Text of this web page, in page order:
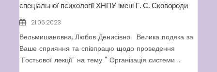
спеціальної психології ХНПУ імені Г. С. Сковороди
21.06.2023
Вельмишановна, Любов Денисівно! Велика подяка за
Ваше сприяння та співпрацю щодо проведення
"Гостьової лекції" на тему " Організація системи ...